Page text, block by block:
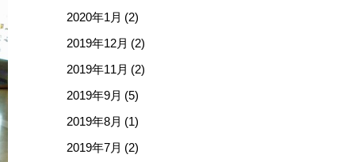
2020年1月 (2)
2019年12月 (2)
2019年11月 (2)
2019年9月 (5)
2019年8月 (1)
2019年7月 (2)